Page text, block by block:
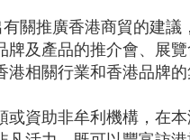
關推廣香港商貿的建
及產品的推介會、展
相關行業和香港品牌
資助非牟利機構，在